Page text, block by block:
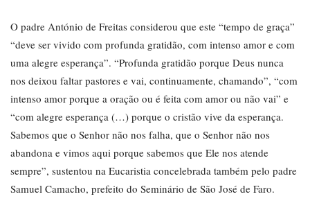
O padre António de Freitas considerou que este “tempo de graça”
“deve ser vivido com profunda gratidão, com intenso amor e com
uma alegre esperança”. “Profunda gratidão porque Deus nunca
nos deixou faltar pastores e vai, continuamente, chamando”, “com
intenso amor porque a oração ou é feita com amor ou não vai” e
“com alegre esperança (…) porque o cristão vive da esperança.
Sabemos que o Senhor não nos falha, que o Senhor não nos
abandona e vimos aqui porque sabemos que Ele nos atende
sempre”, sustentou na Eucaristia concelebrada também pelo padre
Samuel Camacho, prefeito do Seminário de São José de Faro.